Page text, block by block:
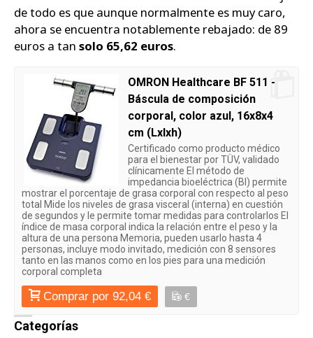
de todo es que aunque normalmente es muy caro,
ahora se encuentra notablemente rebajado: de 89
euros a tan solo 65,62 euros.
OMRON Healthcare BF 511 -
Báscula de composición
corporal, color azul, 16x8x4
cm (Lxlxh)
Certificado como producto médico
para el bienestar por TÜV, validado
clínicamente El método de
impedancia bioeléctrica (BI) permite
mostrar el porcentaje de grasa corporal con respecto al peso
total Mide los niveles de grasa visceral (interna) en cuestión
de segundos y le permite tomar medidas para controlarlos El
índice de masa corporal indica la relación entre el peso y la
altura de una persona Memoria, pueden usarlo hasta 4
personas, incluye modo invitado, medición con 8 sensores
tanto en las manos como en los pies para una medición
corporal completa
Comprar por 92,04 € €
Categorías